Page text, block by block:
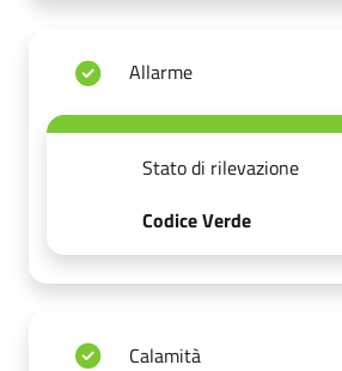
Allarme
Stato di rilevazione
Codice Verde
Calamità